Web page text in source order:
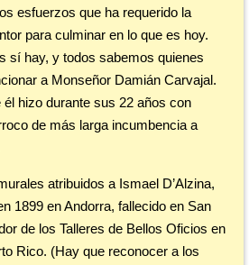
esfuerzos que ha requerido la
para culminar en lo que es hoy.
sí hay, y todos sabemos quienes
a Monseñor Damián Carvajal.
hizo durante sus 22 años con
de más larga incumbencia a
atribuidos a Ismael D’Alzina,
1899 en Andorra, fallecido en San
de los Talleres de Bellos Oficios en
Rico. (Hay que reconocer a los